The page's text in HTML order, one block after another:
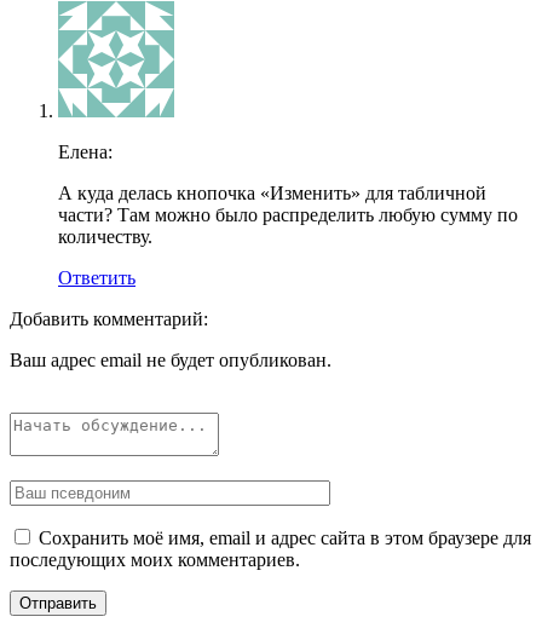
Елена:
А куда делась кнопочка «Изменить» для табличной
части? Там можно было распределить любую сумму по
количеству.
Ответить
Добавить комментарий:
Ваш адрес email не будет опубликован.
Сохранить моё имя, email и адрес сайта в этом браузере для
последующих моих комментариев.